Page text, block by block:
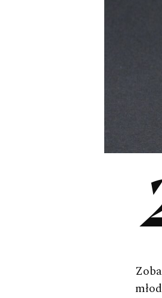
23 listopada w hotelu Raffles